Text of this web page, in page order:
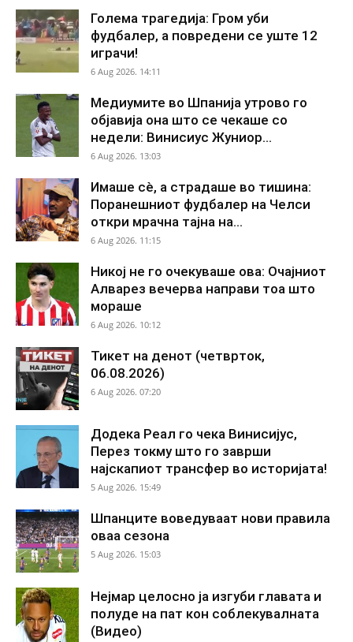
Голема трагедија: Гром уби
фудбалер, а повредени се уште 12
играчи!
6 Aug 2026. 14:11
Медиумите во Шпанија утрово го
објавија она што се чекаше со
недели: Винисиус Жуниор...
6 Aug 2026. 13:03
Имаше сè, а страдаше во тишина:
Поранешниот фудбалер на Челси
откри мрачна тајна на...
6 Aug 2026. 11:15
Никој не го очекуваше ова: Очајниот
Алварез вечерва направи тоа што
мораше
6 Aug 2026. 10:12
Тикет на денот (четврток,
06.08.2026)
6 Aug 2026. 07:20
Додека Реал го чека Винисијус,
Перез токму што го заврши
најскапиот трансфер во историјата!
5 Aug 2026. 15:49
Шпанците воведуваат нови правила
оваа сезона
5 Aug 2026. 15:03
Нејмар целосно ја изгуби главата и
полуде на пат кон соблекувалната
(Видео)